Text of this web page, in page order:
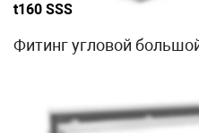
t160 SSS
Фитинг угловой